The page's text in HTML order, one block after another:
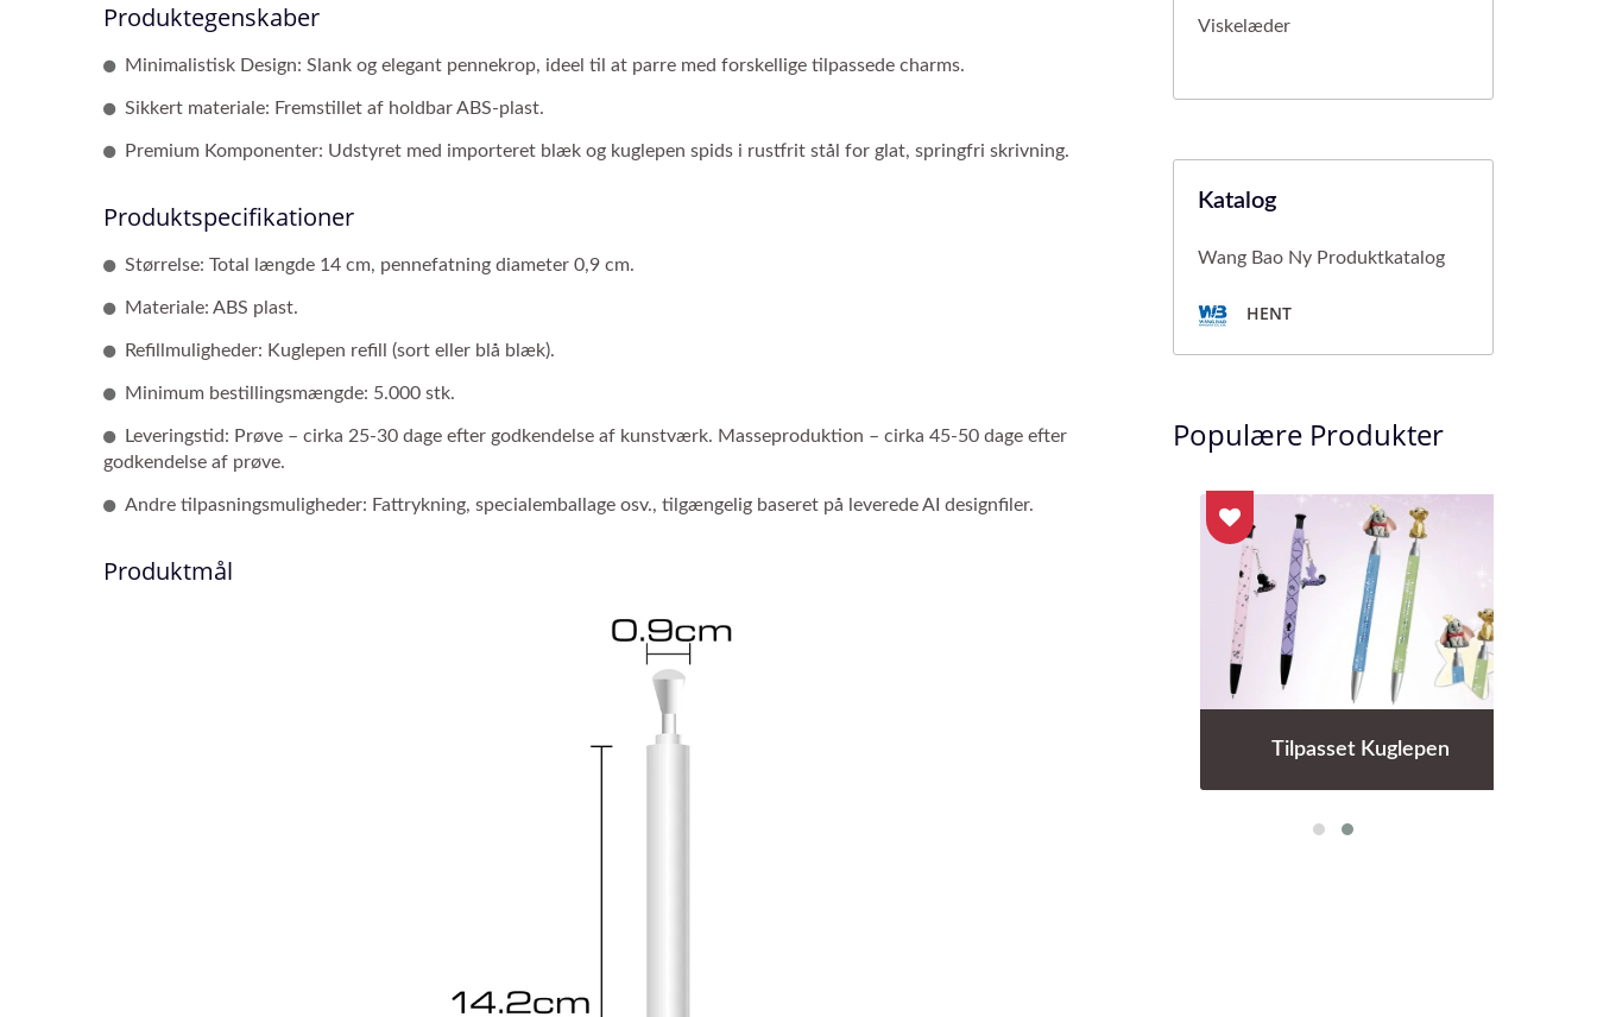
Produktegenskaber
Minimalistisk Design: Slank og elegant pennekrop, ideel til at parre med forskellige tilpassede charms.
Sikkert materiale: Fremstillet af holdbar ABS-plast.
Premium Komponenter: Udstyret med importeret blæk og kuglepen spids i rustfrit stål for glat, springfri skrivning.
Produktspecifikationer
Størrelse: Total længde 14 cm, pennefatning diameter 0,9 cm.
Materiale: ABS plast.
Refillmuligheder: Kuglepen refill (sort eller blå blæk).
Minimum bestillingsmængde: 5.000 stk.
Leveringstid: Prøve – cirka 25-30 dage efter godkendelse af kunstværk. Masseproduktion – cirka 45-50 dage efter
godkendelse af prøve.
Andre tilpasningsmuligheder: Fattrykning, specialemballage osv., tilgængelig baseret på leverede AI designfiler.
Produktmål
Viskelæder
Katalog
Wang Bao Ny Produktkatalog
HENT
Populære Produkter
Tilpasset Kuglepen Tilpasset Kuglepen